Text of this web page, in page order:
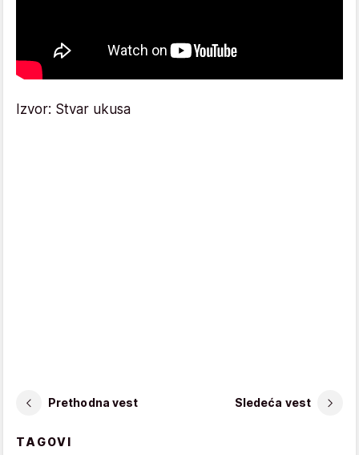
Izvor: Stvar ukusa
Prethodna vest Sledeća vest
TAGOVI